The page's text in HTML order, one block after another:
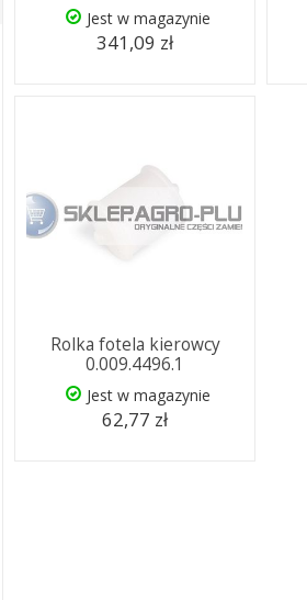
Jest w magazynie
341,09 zł
Rolka fotela kierowcy
0.009.4496.1
Jest w magazynie
62,77 zł